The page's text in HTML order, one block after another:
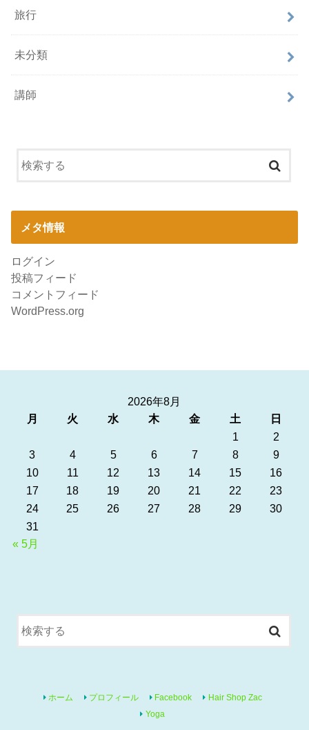
旅行
未分類
講師
メタ情報
ログイン
投稿フィード
コメントフィード
WordPress.org
2026年8月
月
火 水 木 金 土
日
1
2
3
4 5 6 7 8
9
10
11 12 13 14 15
16
17
18 19 20 21 22
23
24
25 26 27 28 29
30
31
« 5月
ホーム プロフィール Facebook
Hair Shop Zac
Yoga